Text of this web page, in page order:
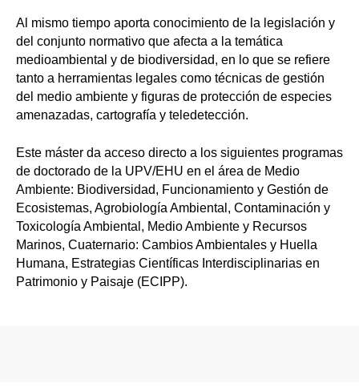
Al mismo tiempo aporta conocimiento de la legislación y
del conjunto normativo que afecta a la temática
medioambiental y de biodiversidad, en lo que se refiere
tanto a herramientas legales como técnicas de gestión
del medio ambiente y figuras de protección de especies
amenazadas, cartografía y teledetección.
Este máster da acceso directo a los siguientes programas
de doctorado de la UPV/EHU en el área de Medio
Ambiente: Biodiversidad, Funcionamiento y Gestión de
Ecosistemas, Agrobiología Ambiental, Contaminación y
Toxicología Ambiental, Medio Ambiente y Recursos
Marinos, Cuaternario: Cambios Ambientales y Huella
Humana, Estrategias Científicas Interdisciplinarias en
Patrimonio y Paisaje (ECIPP).